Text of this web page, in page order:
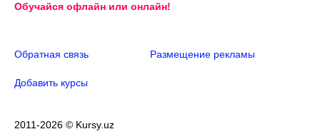
Обучайся офлайн или онлайн!
Обратная связь Размещение рекламы
Добавить курсы
2011-2026 © Kursy.uz